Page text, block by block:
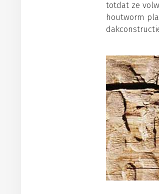
totdat ze
houtworm